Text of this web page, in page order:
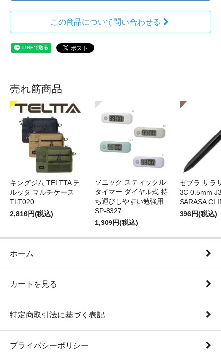
この商品について問い合わせる
売れ筋商品
キングジム TELTTA テ
ルッタ マルチケース
TLT020
2,816円(税込)
ソニック スティックル
タイマー ダイヤル式 持
ち運びしやすい勉強用
SP-8327
1,309円(税込)
ゼブラ サラ
3C 0.5mm
SARASA
396円(税込)
ホーム
カートを見る
特定商取引法に基づく表記
プライバシーポリシー